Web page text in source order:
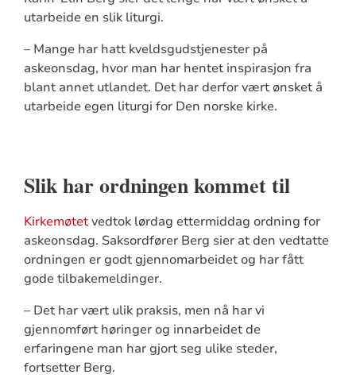
utarbeide en slik liturgi.
– Mange har hatt kveldsgudstjenester på
askeonsdag, hvor man har hentet inspirasjon fra
blant annet utlandet. Det har derfor vært ønsket å
utarbeide egen liturgi for Den norske kirke.
Slik har ordningen kommet til
Kirkemøtetvedtok lørdag ettermiddag ordning for
askeonsdag. Saksordfører Berg sier at den vedtatte
ordningen er godt gjennomarbeidet og har fått
gode tilbakemeldinger.
– Det har vært ulik praksis, men nå har vi
gjennomført høringer og innarbeidet de
erfaringene man har gjort seg ulike steder,
fortsetter Berg.